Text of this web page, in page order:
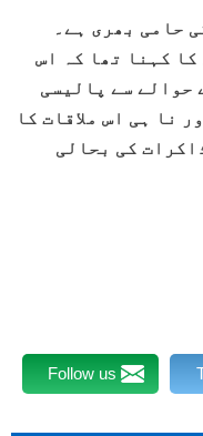
حامی بھری ہے۔
کہنا تھا کہ اس
حوالے سے پالیسی
نا ہی اس ملاقات کا
کی بحالی
Follow us